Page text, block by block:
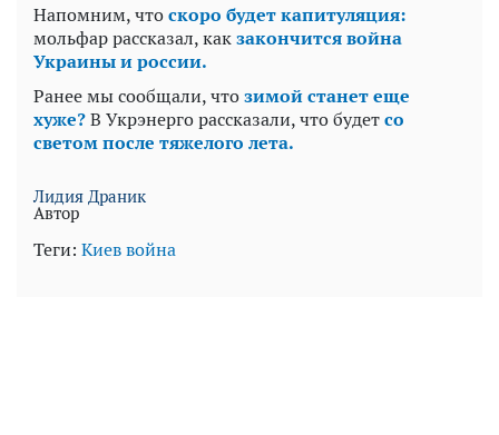
Напомним, чтоскоро будет капитуляция:
мольфар рассказал, какзакончится война
Украины и россии.
Ранее мы сообщали, чтозимой станет еще
хуже?В Укрэнерго рассказали, что будетсо
светом после тяжелого лета.
Лидия Драник
Автор
Теги: Киеввойна